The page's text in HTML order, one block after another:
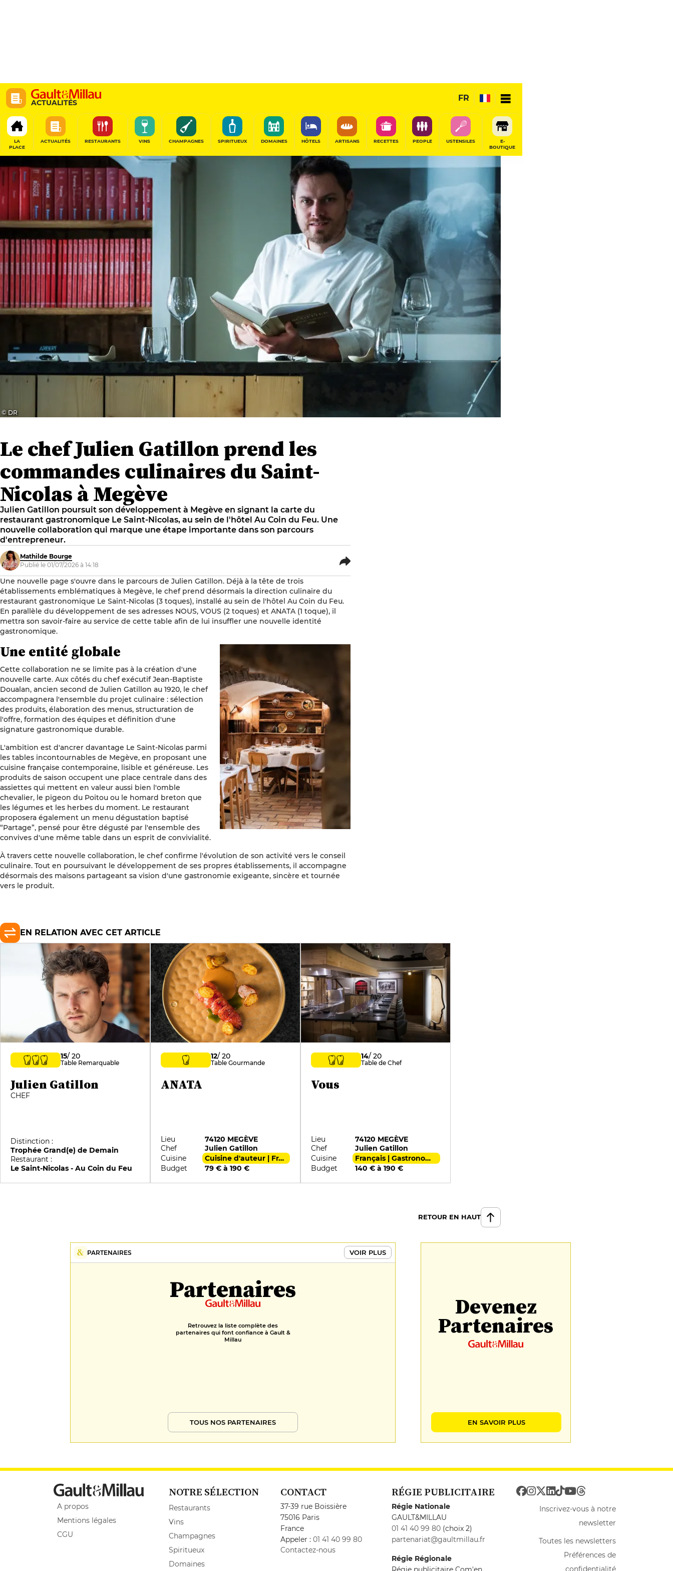
ACTUALITÉS
FR
LA
PLACE
ACTUALITÉS RESTAURANTS VINS CHAMPAGNES SPIRITUEUX DOMAINES HÔTELS ARTISANS RECETTES PEOPLE USTENSILES
E-
BOUTIQUE
© DR
Le chef Julien Gatillon prend les
commandes culinaires du Saint-
Nicolas à Megève
Julien Gatillon poursuit son développement à Megève en signant la carte du
restaurant gastronomique Le Saint-Nicolas, au sein de l'hôtel Au Coin du Feu. Une
nouvelle collaboration qui marque une étape importante dans son parcours
d'entrepreneur.
Mathilde Bourge
Publié le 01/07/2026 à 14:18
Une nouvelle page s'ouvre dans le parcours de Julien Gatillon. Déjà à la tête de trois
établissements emblématiques à Megève, le chef prend désormais la direction culinaire du
restaurant gastronomique Le Saint-Nicolas (3 toques), installé au sein de l'hôtel Au Coin du Feu.
En parallèle du développement de ses adresses NOUS, VOUS (2 toques) et ANATA (1 toque), il
mettra son savoir-faire au service de cette table afin de lui insuffler une nouvelle identité
gastronomique.
Une entité globale
Cette collaboration ne se limite pas à la création d'une
nouvelle carte. Aux côtés du chef exécutif Jean-Baptiste
Doualan, ancien second de Julien Gatillon au 1920, le chef
accompagnera l'ensemble du projet culinaire : sélection
des produits, élaboration des menus, structuration de
l'offre, formation des équipes et définition d'une
signature gastronomique durable.
L'ambition est d'ancrer davantage Le Saint-Nicolas parmi
les tables incontournables de Megève, en proposant une
cuisine française contemporaine, lisible et généreuse. Les
produits de saison occupent une place centrale dans des
assiettes qui mettent en valeur aussi bien l'omble
chevalier, le pigeon du Poitou ou le homard breton que
les légumes et les herbes du moment. Le restaurant
proposera également un menu dégustation baptisé
“Partage”, pensé pour être dégusté par l'ensemble des
convives d'une même table dans un esprit de convivialité.
À travers cette nouvelle collaboration, le chef confirme l'évolution de son activité vers le conseil
culinaire. Tout en poursuivant le développement de ses propres établissements, il accompagne
désormais des maisons partageant sa vision d'une gastronomie exigeante, sincère et tournée
vers le produit.
EN RELATION AVEC CET ARTICLE
15/ 20
Table Remarquable
Julien Gatillon
CHEF
Distinction :
Trophée Grand(e) de Demain
Restaurant :
Le Saint-Nicolas - Au Coin du Feu
12/ 20
Table Gourmande
ANATA
Lieu
74120 MEGÈVE
Chef
Julien Gatillon
Cuisine
Cuisine d'auteur | Français
Budget
79 € à 190 €
14/ 20
Table de Chef
Vous
Lieu
74120 MEGÈVE
Chef
Julien Gatillon
Cuisine
Français | Gastronomique
Budget
140 € à 190 €
RETOUR EN HAUT
PARTENAIRES VOIR PLUS
Partenaires
Retrouvez la liste complète des
partenaires qui font confiance à Gault &
Millau
TOUS NOS PARTENAIRES
Devenez
Partenaires
EN SAVOIR PLUS
A propos
Mentions légales
CGU
NOTRE SÉLECTION
Restaurants
Vins
Champagnes
Spiritueux
Domaines
CONTACT
37-39 rue Boissière
75016 Paris
France
Appeler : 01 41 40 99 80
Contactez-nous
RÉGIE PUBLICITAIRE
Régie Nationale
GAULT&MILLAU
01 41 40 99 80 (choix 2)
partenariat@gaultmillau.fr
Régie Régionale
Inscrivez-vous à notre
newsletter
Toutes les newsletters
Préférences de
confidentialité